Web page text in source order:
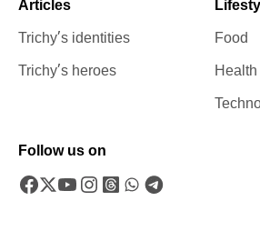
Articles
Trichy’s identities
Trichy’s heroes
Food
Health
Follow us on